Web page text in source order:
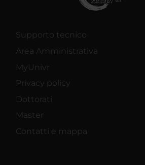
Supporto tecnico
Area Amministrativa
MyUnivr
Privacy policy
Dottorati
Master
Contatti e mappa